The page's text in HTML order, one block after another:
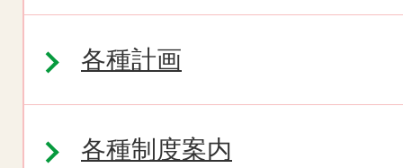
各種計画
各種制度案内